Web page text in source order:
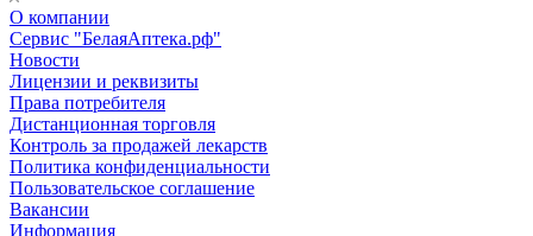
О компании
Сервис "БелаяАптека.рф"
Новости
Лицензии и реквизиты
Права потребителя
Дистанционная торговля
Контроль за продажей лекарств
Политика конфиденциальности
Пользовательское соглашение
Вакансии
Информация